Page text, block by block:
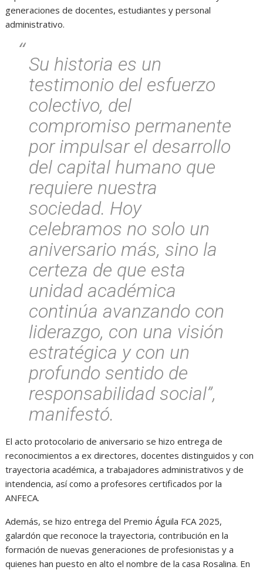
generaciones de docentes, estudiantes y personal
administrativo.
Su historia es un
testimonio del esfuerzo
colectivo, del
compromiso permanente
por impulsar el desarrollo
del capital humano que
requiere nuestra
sociedad. Hoy
celebramos no solo un
aniversario más, sino la
certeza de que esta
unidad académica
continúa avanzando con
liderazgo, con una visión
estratégica y con un
profundo sentido de
responsabilidad social”,
manifestó.
El acto protocolario de aniversario se hizo entrega de
reconocimientos a ex directores, docentes distinguidos y con
trayectoria académica, a trabajadores administrativos y de
intendencia, así como a profesores certificados por la
ANFECA.
Además, se hizo entrega del Premio Águila FCA 2025,
galardón que reconoce la trayectoria, contribución en la
formación de nuevas generaciones de profesionistas y a
quienes han puesto en alto el nombre de la casa Rosalina. En